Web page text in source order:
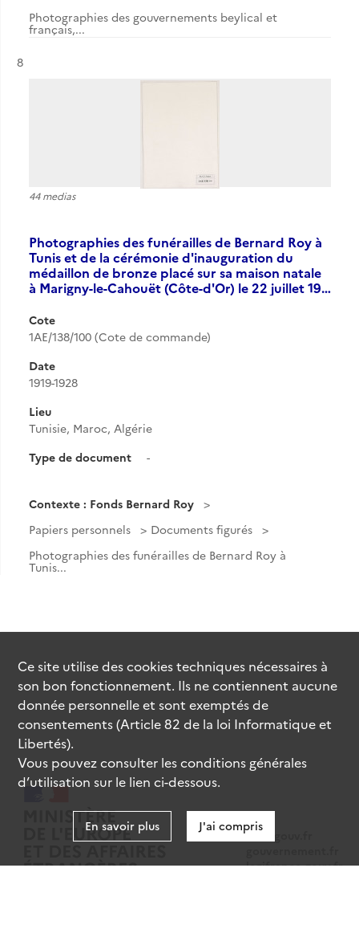
Photographies des gouvernements beylical et
français,...
Résultat n°
8
44 medias
Photographies des funérailles de Bernard Roy à
Tunis et de la cérémonie d'inauguration du
médaillon de bronze placé sur sa maison natale
à Marigny-le-Cahouët (Côte-d'Or) le 22 juillet 19…
Cote
1AE/138/100 (Cote de commande)
Date
1919-1928
Lieu
Tunisie, Maroc, Algérie
Type de document
-
Contexte : Fonds Bernard Roy
Papiers personnels
Documents figurés
Photographies des funérailles de Bernard Roy à
Tunis...
data.gouv.fr
legifrance.gouv.fr
Ce site utilise descookiestechniques nécessaires à
son bon fonctionnement. Ils ne contiennent aucune
donnée personnelle et sont exemptés de
consentements (Article 82 de la loi Informatique et
Libertés).
Vous pouvez consulter les conditions générales
d’utilisation sur le lien ci-dessous.
En savoir plus J'ai compris